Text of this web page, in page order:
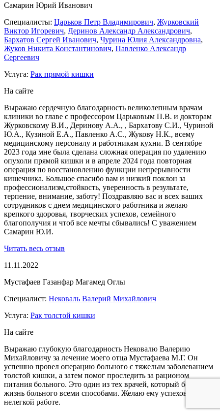
Самарин Юрий Иванович
Специалисты: Царьков Петр Владимирович, Журковский
Виктор Игоревич, Деринов Александр Александрович,
Бархатов Сергей Иванович, Чурина Юлия Александровна,
Жуков Никита Константинович, Павленко Александр
Сергеевич
Услуга: Рак прямой кишки
На сайте
Выражаю сердечную благодарность великолепным врачам
клиники во главе с профессором Царьковым П.В. и докторам
Журковскому В.И., Деринову А.А., , Бархатову С.И., Чуриной
Ю.А., Кузиной Е.А., Павленко А.С., Жукову Н.К., всему
медицинскому персоналу и работникам кухни. В сентябре
2023 года мне была сделана сложная операция по удалению
опухоли прямой кишки и в апреле 2024 года повторная
операция по восстановлению функции непрерывности
кишечника. Большое спасибо вам и низкий поклон за
профессионализм,стойкость, уверенность в результате,
терпение, внимание, заботу! Поздравляю вас и всех ваших
сотрудников с днем медицинского работника и желаю
крепкого здоровья, творческих успехов, семейного
благополучия и чтоб все мечты сбывались! С уважением
Самарин Ю.И.
Читать весь отзыв
11.11.2022
Мустафаев Газанфар Магамед Оглы
Специалист: Нековаль Валерий Михайлович
Услуга: Рак толстой кишки
На сайте
Выражаю глубокую благодарность Нековалю Валерию
Михайловичу за лечение моего отца Мустафаева М.Г. Он
успешно провел операцию больного с тяжелым заболеванием
толстой кишки, а затем помог проследить за рационом
питания больного. Это один из тех врачей, который борется за
жизнь больного всеми способами. Желаю ему успехов в его
нелегкой работе.